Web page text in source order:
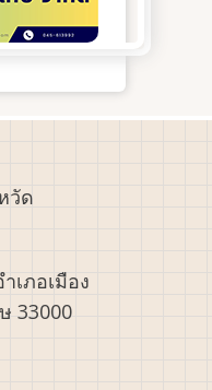
วัด
เภอเมือง
33000